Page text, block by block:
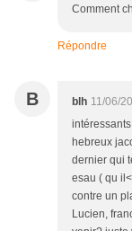
Comment
Répondre
B blh 11/06/
hebreux
dernier qui
esau ( qu
contre un
Lucien,